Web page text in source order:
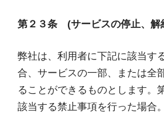
第２３条 (サービスの停止、解
弊社は、利用者に下記に該当す
合、サービスの一部、または全
ることができるものとします。
該当する禁止事項を行った場合